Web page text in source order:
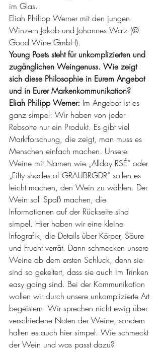
im Glas.
Eliah Philipp Werner mit den jungen
Winzern Jakob und Johannes Walz (©
Good Wine GmbH).
Young Poets steht für unkomplizierten und
zugänglichen Weingenuss. Wie zeigt
sich diese Philosophie in Eurem Angebot
und in Eurer Markenkommunikation?
Eliah Philipp Werner: Im Angebot ist es
ganz simpel: Wir haben von jeder
Rebsorte nur ein Produkt. Es gibt viel
Marktforschung, die zeigt, man muss es
Menschen einfach machen. Unsere
Weine mit Namen wie „Allday RSÉ“ oder
„Fifty shades of GRAUBRGDR“ sollen es
leicht machen, den Wein zu wählen. Der
Wein soll Spaß machen, die
Informationen auf der Rückseite sind
simpel. Hier haben wir eine kleine
Infografik, die Details über Körper, Säure
und Frucht verrät. Dann schmecken unsere
Weine ab dem ersten Schluck, denn sie
sind so gekeltert, dass sie auch im Trinken
easy going sind. Bei der Kommunikation
wollen wir durch unsere unkomplizierte Art
begeistern. Wir sprechen nicht ewig über
verschiedene Noten der Weine, sondern
halten es auch hier simpel. Wie schmeckt
der Wein und was passt dazu?